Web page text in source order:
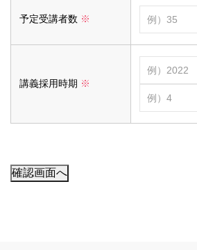
予定受講者数 ※
講義採用時期 ※